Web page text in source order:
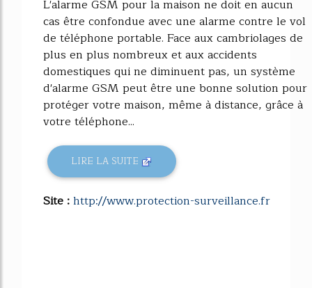
L'alarme GSM pour la maison ne doit en aucun
cas être confondue avec une alarme contre le vol
de téléphone portable. Face aux cambriolages de
plus en plus nombreux et aux accidents
domestiques qui ne diminuent pas, un système
d'alarme GSM peut être une bonne solution pour
protéger votre maison, même à distance, grâce à
votre téléphone...
LIRE LA SUITE
Site :http://www.protection-surveillance.fr